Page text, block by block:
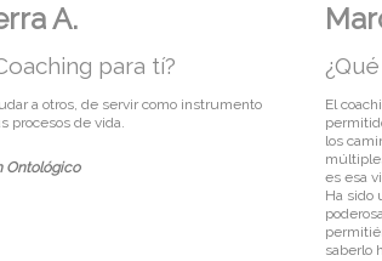
A.
para tí?
a otros, de servir como instrumento
procesos de vida.
Ontológico
El
los
es esa
Ha sido
saberlo